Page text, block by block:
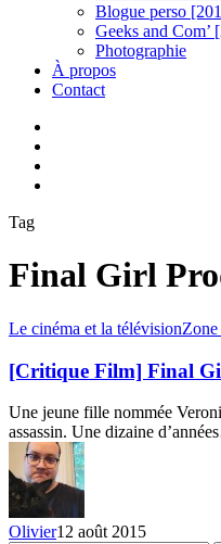
Blogue perso
Geeks and Com’
Photographie
À propos
Contact
Tag
Final Girl
[Critique
Final
Girl
Le cinéma et la télévision
[Critique Film] Final
Une jeune fille nommée
assassin. Une dizaine
Olivier12 août 2015